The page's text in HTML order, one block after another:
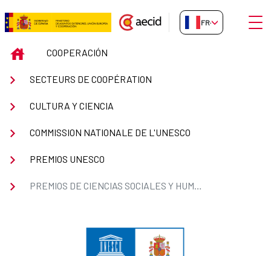
Saut au contenu principal
Premios de Ciencias sociales y
FR-FR
INICIOCOOPERACIÓN
SECTEURS DE COOPÉRATION
CULTURA Y CIENCIA
COMMISSION NATIONALE DE L'UNESCO
PREMIOS UNESCO
PREMIOS DE CIENCIAS SOCIALES Y HUMANAS